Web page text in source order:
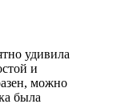
удивила
и
можно
была